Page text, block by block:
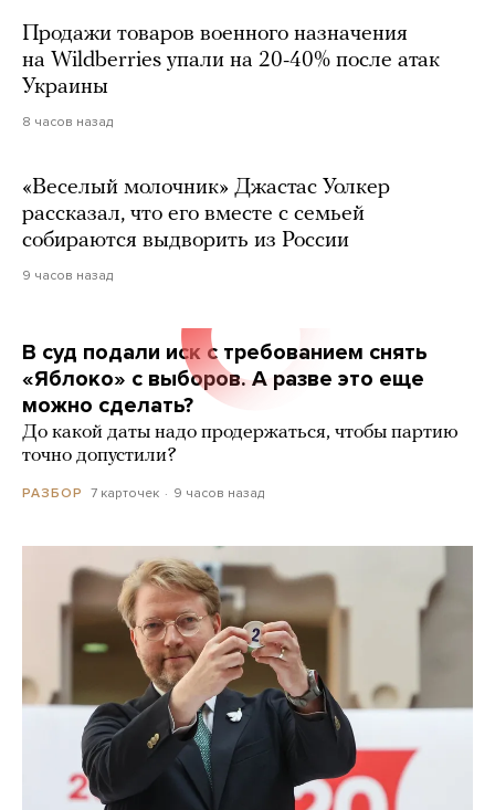
Продажи товаров военного назначения
на Wildberries упали на 20-40% после атак
Украины
8 часов назад
«Веселый молочник» Джастас Уолкер
рассказал, что его вместе с семьей
собираются выдворить из России
9 часов назад
В суд подали иск с требованием снять
«Яблоко» с выборов. А разве это еще
можно сделать?
До какой даты надо продержаться, чтобы партию
точно допустили?
РАЗБОР 7 карточек 9 часов назад